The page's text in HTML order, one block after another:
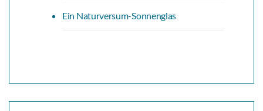
Ein Naturversum-Sonnenglas